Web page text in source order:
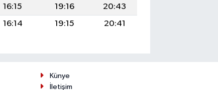
16:15 19:16
20:43
16:14 19:15 20:41
Künye
İletişim